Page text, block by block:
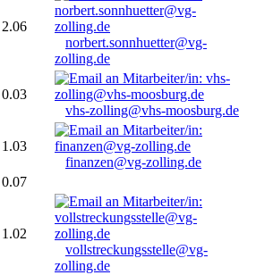
2.06
norbert.sonnhuetter@vg-
zolling.de
0.03
vhs-zolling@vhs-moosburg.de
1.03
finanzen@vg-zolling.de
0.07
1.02
vollstreckungsstelle@vg-
zolling.de